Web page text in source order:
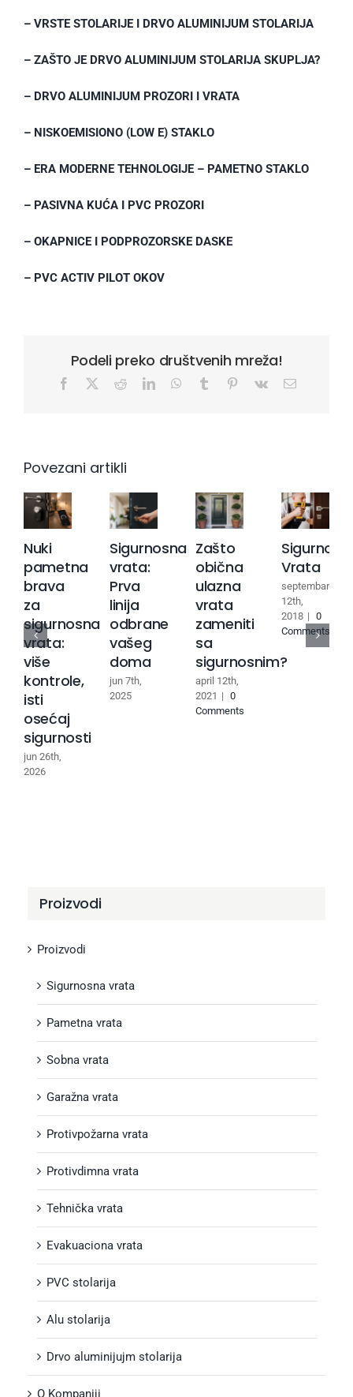
– VRSTE STOLARIJE I DRVO ALUMINIJUM STOLARIJA
– ZAŠTO JE DRVO ALUMINIJUM STOLARIJA SKUPLJA?
– DRVO ALUMINIJUM PROZORI I VRATA
– NISKOEMISIONO (LOW E) STAKLO
– ERA MODERNE TEHNOLOGIJE – PAMETNO STAKLO
– PASIVNA KUĆA I PVC PROZORI
– OKAPNICE I PODPROZORSKE DASKE
– PVC ACTIV PILOT OKOV
Podeli preko društvenih mreža!
Facebook RedditLinkedInWhatsApp
Tumblr Pinterest
Vk Email
Povezani artikli
Nuki
pametna
brava
za
sigurnosna
vrata:
više
kontrole,
isti
osećaj
sigurnosti
jun 26th,
2026
Sigurnosna
vrata:
Prva
linija
odbrane
vašeg
doma
jun 7th,
2025
Zašto
obična
ulazna
vrata
zameniti
sa
sigurnosnim?
april 12th,
2021 | 0
Comments
Vrata
septembar
12th,
2018 | 0
Comments
Proizvodi
Proizvodi
Sigurnosna vrata
Pametna vrata
Sobna vrata
Garažna vrata
Protivpožarna vrata
Protivdimna vrata
Tehnička vrata
Evakuaciona vrata
PVC stolarija
Alu stolarija
Drvo aluminijujm stolarija
O Kompaniji